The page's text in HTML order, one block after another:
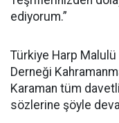
ediyorum.”
Türkiye Harp Malulü
Derneği
Karaman tüm
sözlerine şöyle